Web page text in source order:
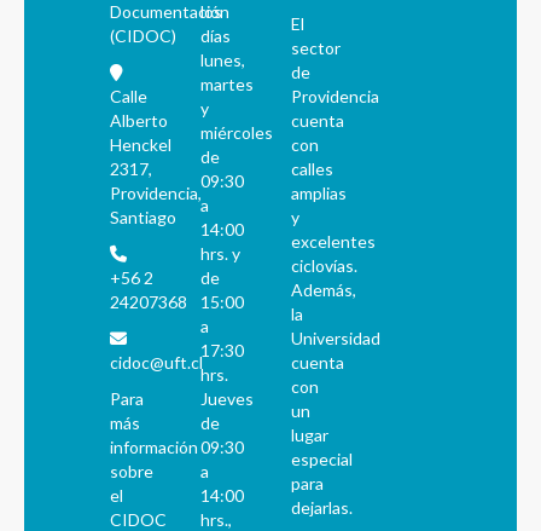
Documentación
(CIDOC)
Calle
Alberto
Henckel
2317,
Providencia,
Santiago
+56 2
24207368
cidoc@uft.cl
Para
más
información
sobre
el
CIDOC
los
días
lunes,
martes
y
miércoles
de
09:30
a
14:00
hrs. y
de
15:00
a
17:30
hrs.
Jueves
de
09:30
a
14:00
hrs.,
El
sector
de
Providencia
cuenta
con
calles
amplias
y
excelentes
ciclovías.
Además,
la
Universidad
cuenta
con
un
lugar
especial
para
dejarlas.